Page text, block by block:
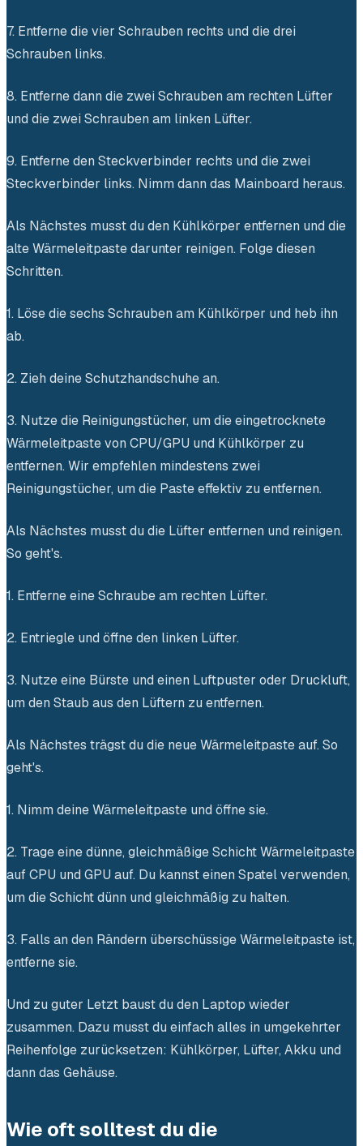
7. Entferne die vier Schrauben rechts und die drei
Schrauben links.
8. Entferne dann die zwei Schrauben am rechten Lüfter
und die zwei Schrauben am linken Lüfter.
9. Entferne den Steckverbinder rechts und die zwei
Steckverbinder links. Nimm dann das Mainboard heraus.
Als Nächstes musst du den Kühlkörper entfernen und die
alte Wärmeleitpaste darunter reinigen. Folge diesen
Schritten.
1. Löse die sechs Schrauben am Kühlkörper und heb ihn
ab.
2. Zieh deine Schutzhandschuhe an.
3. Nutze die Reinigungstücher, um die eingetrocknete
Wärmeleitpaste von CPU/GPU und Kühlkörper zu
entfernen. Wir empfehlen mindestens zwei
Reinigungstücher, um die Paste effektiv zu entfernen.
Als Nächstes musst du die Lüfter entfernen und reinigen.
So geht's.
1. Entferne eine Schraube am rechten Lüfter.
2. Entriegle und öffne den linken Lüfter.
3. Nutze eine Bürste und einen Luftpuster oder Druckluft,
um den Staub aus den Lüftern zu entfernen.
Als Nächstes trägst du die neue Wärmeleitpaste auf. So
geht's.
1. Nimm deine Wärmeleitpaste und öffne sie.
2. Trage eine dünne, gleichmäßige Schicht Wärmeleitpaste
auf CPU und GPU auf. Du kannst einen Spatel verwenden,
um die Schicht dünn und gleichmäßig zu halten.
3. Falls an den Rändern überschüssige Wärmeleitpaste ist,
entferne sie.
Und zu guter Letzt baust du den Laptop wieder
zusammen. Dazu musst du einfach alles in umgekehrter
Reihenfolge zurücksetzen: Kühlkörper, Lüfter, Akku und
dann das Gehäuse.
Wie oft solltest du die